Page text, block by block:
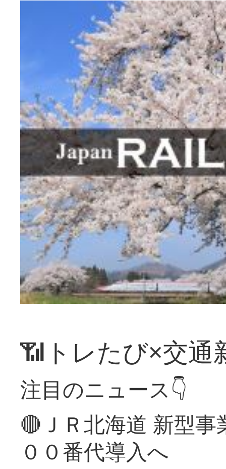
📶トレたび×交通
注目のニュース👇
🔴ＪＲ北海道 新型
００番代導入へ